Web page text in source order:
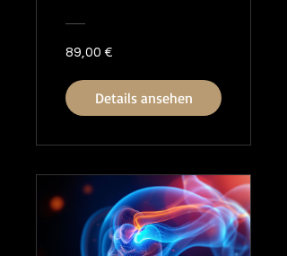
89,00 €
Details ansehen